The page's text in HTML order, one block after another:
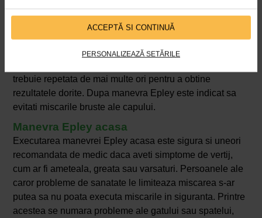
ACCEPTĂ SI CONTINUĂ
PERSONALIZEAZĂ SETĂRILE
capul.
Veti ramane asezat pe o parte pentru cateva
momente, apoi va veti ridica in pozitie sezanda.
trebuie repetata de mai multe ori pentru a obtine
rezultatele dorite. Dupa manevra Epley este indicat sa
evitati miscarile bruste ale capului.
Manevra Epley acasa
Executarea manevrei Epley acasa este sigura si uneori
recomandata de medic daca aveti simptome de vertij,
cum ar fi ameteala, greata sau varsaturi. Persoanele ale
caror probleme de sanatate le limiteaza miscarea s-ar
putea sa nu poata executa miscarile in siguranta. Printre
acestea se numara probleme ale gatului sau spatelui,